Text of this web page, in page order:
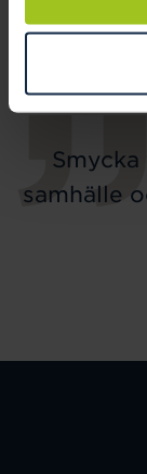
EARRINGS
samhälle